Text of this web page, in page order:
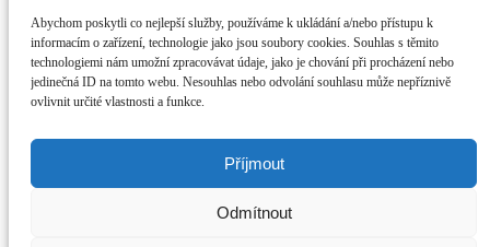
Abychom poskytli co nejlepší služby, používáme k ukládání a/nebo přístupu k
informacím o zařízení, technologie jako jsou soubory cookies. Souhlas s těmito
technologiemi nám umožní zpracovávat údaje, jako je chování při procházení nebo
jedinečná ID na tomto webu. Nesouhlas nebo odvolání souhlasu může nepříznivě
ovlivnit určité vlastnosti a funkce.
Příjmout
Odmítnout
Umění jednat s lidmi II. – přiznání chyby – morálka
věřícího a...
Mudir - 24 července, 2026